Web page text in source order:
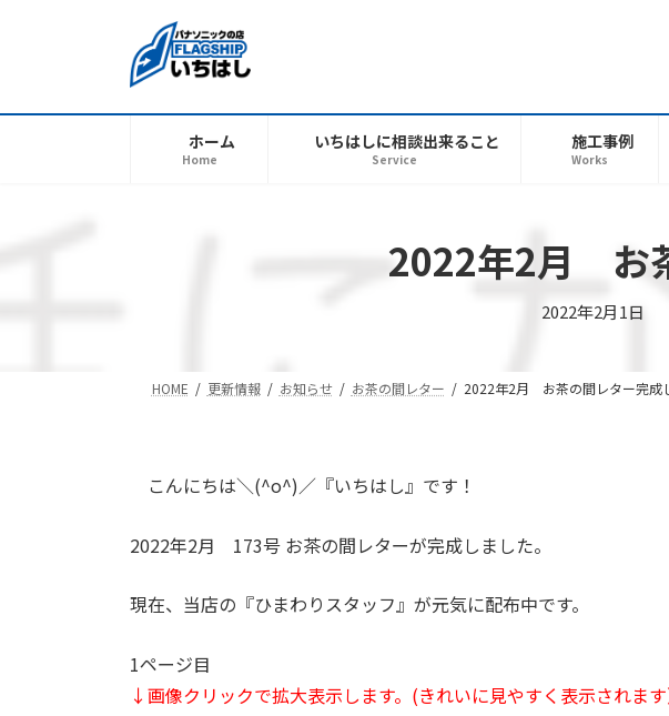
ツ
シ
ホーム
Home
いちはしに相談出来ること
Service
施工事例
Works
2022年2月 お
2022年2月1日
HOME 更新情報 お知らせ お茶の間レター 2022年2月 お茶の間レター完成
こんにちは＼(^o^)／『いちはし』です！
2022年2月 173号 お茶の間レターが完成しました。
現在、当店の『ひまわりスタッフ』が元気に配布中です。
1ページ目
↓画像クリックで拡大表示します。 (きれいに見やすく表示されます